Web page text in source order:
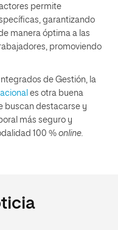
permite
garantizando
manera óptima a las
promoviendo
de Gestión, la
es otra buena
buscan destacarse y
más seguro y
100 % online.